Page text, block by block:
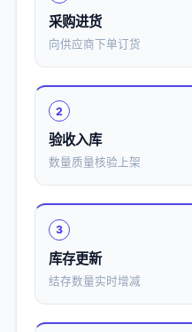
采购进货
向供应商下单订货
2
验收入库
数量质量核验上架
3
库存更新
结存数量实时增减